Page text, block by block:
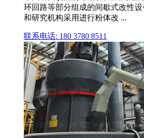
环回路等部分组成的间歇式改性
和研究机构采用进行粉体改 ...
联系电话: 180 3780 8511